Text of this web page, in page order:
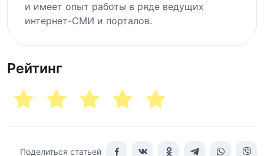
и имеет опыт работы в ряде ведущих
интернет-СМИ и порталов.
Рейтинг
Поделиться статьей